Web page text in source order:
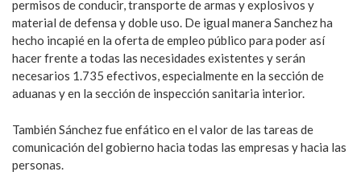
permisos de conducir, transporte de armas y explosivos y
material de defensa y doble uso. De igual manera Sanchez ha
hecho incapié en la oferta de empleo público para poder así
hacer frente a todas las necesidades existentes y serán
necesarios 1.735 efectivos, especialmente en la sección de
aduanas y en la sección de inspección sanitaria interior.
También Sánchez fue enfático en el valor de las tareas de
comunicación del gobierno hacia todas las empresas y hacia las
personas.